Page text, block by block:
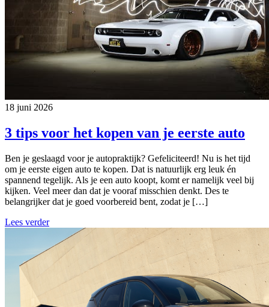
18 juni 2026
3 tips voor het kopen van je eerste auto
Ben je geslaagd voor je autopraktijk? Gefeliciteerd! Nu is het tijd
om je eerste eigen auto te kopen. Dat is natuurlijk erg leuk én
spannend tegelijk. Als je een auto koopt, komt er namelijk veel bij
kijken. Veel meer dan dat je vooraf misschien denkt. Des te
belangrijker dat je goed voorbereid bent, zodat je […]
Lees verder